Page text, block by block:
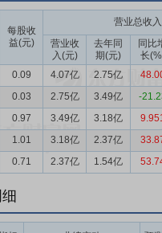
每股收
益(元)
营业总收入
营业收
入(元)
去年同
期(元)
同比
长
0.09 4.07亿 2.75亿
0.03 2.75亿 3.49亿 -
0.97 3.49亿 3.18亿
1.01 3.18亿 2.37亿
0.71 2.37亿 1.54亿